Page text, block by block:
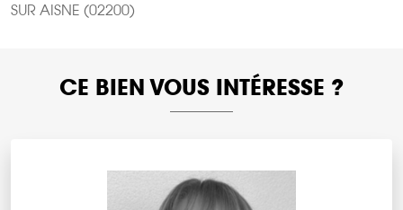
SUR AISNE (02200)
CE BIEN VOUS INTÉRESSE ?